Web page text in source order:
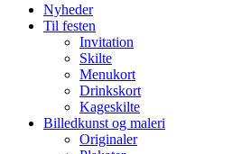
Nyheder
Til festen
Invitation
Skilte
Menukort
Drinkskort
Kageskilte
Billedkunst og maleri
Originaler